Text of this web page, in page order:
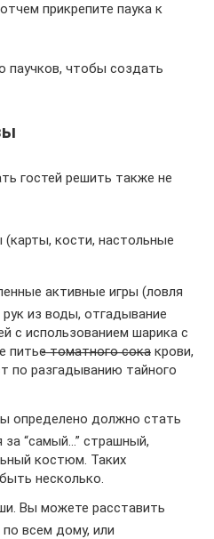
прикрепите паука к
паучков, чтобы создать
гостей решить также не
(карты, кости, настольные
активные игры (ловля
из воды, отгадывание
с использованием шарика с
питье ̶т̶о̶м̶а̶т̶н̶о̶г̶о̶ ̶с̶о̶к̶а̶ крови,
по разгадыванию тайного
определено должно стать
за “самый…” страшный,
костюм. Таких
несколько.
Вы можете расставить
всем дому, или